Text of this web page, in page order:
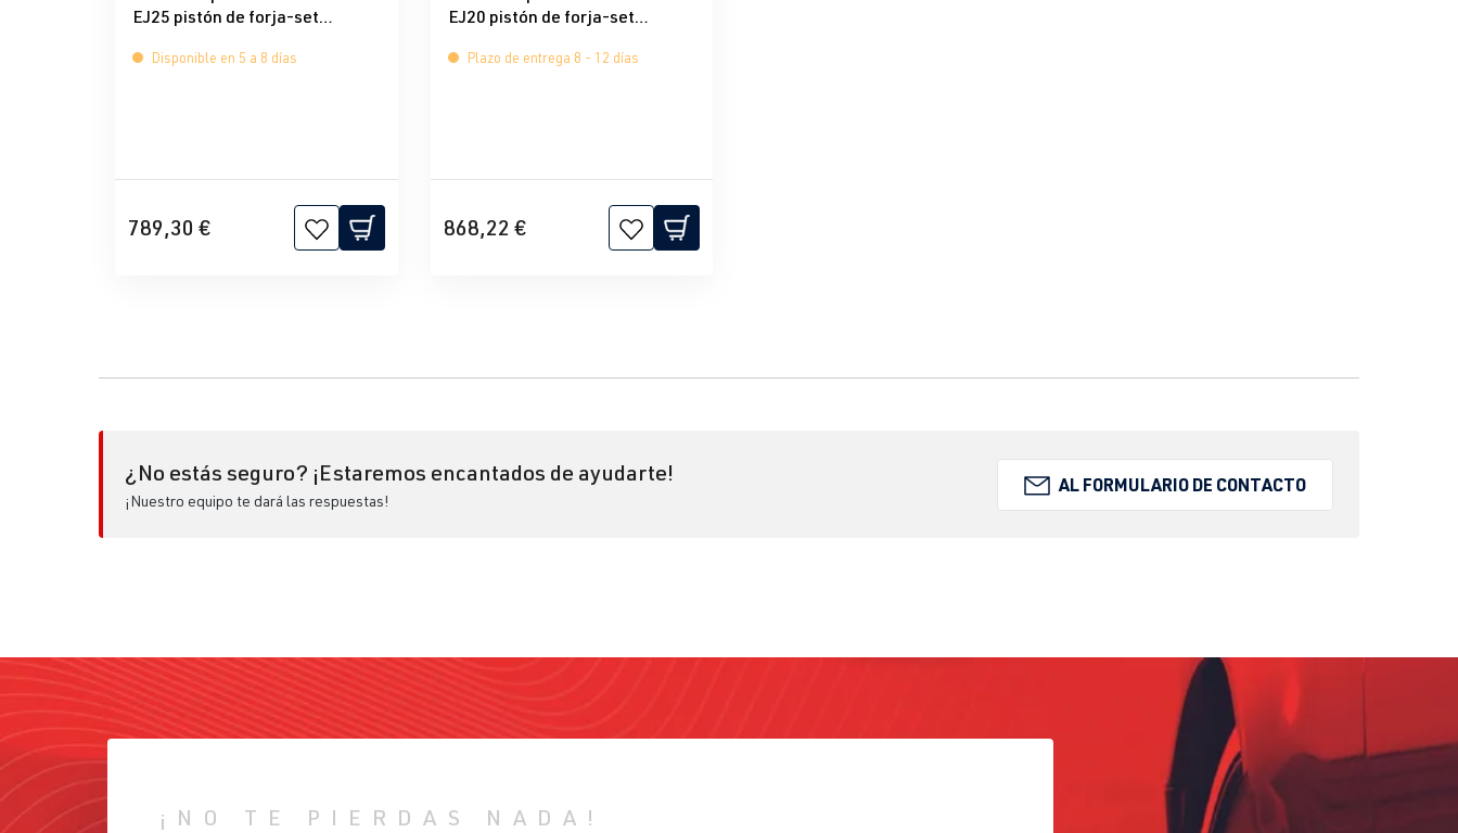
EJ25 pistón de forja-set
Disponible en 5 a 8 días
789,30 €
EJ20 pistón de forja-set
Plazo de entrega 8 - 12 días
868,22 €
¿No estás seguro? ¡Estaremos encantados de ayudarte!
¡Nuestro equipo te dará las respuestas!
AL FORMULARIO DE CONTACTO
¡NO TE PIERDAS NADA!